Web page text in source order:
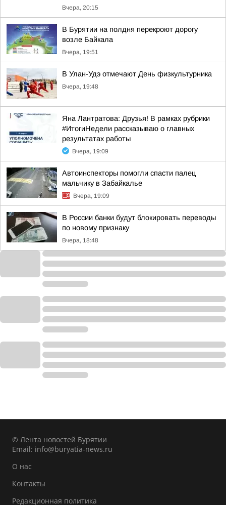
Вчера, 20:15
В Бурятии на полдня перекроют дорогу
возле Байкала
Вчера, 19:51
В Улан-Удэ отмечают День физкультурника
Вчера, 19:48
Яна Лантратова: Друзья! В рамках рубрики
#ИтогиНедели рассказываю о главных
результатах работы
Вчера, 19:09
Автоинспекторы помогли спасти палец
мальчику в Забайкалье
Вчера, 19:09
В России банки будут блокировать переводы
по новому признаку
Вчера, 18:48
© Лента новостей Бурятии
Email: info@buryatia-news.ru
О нас
Контакты
Редакционная политика